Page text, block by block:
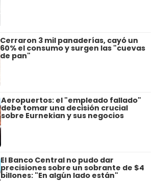
Cerraron 3 mil panaderías, cayó un
60% el consumo y surgen las "cuevas
de pan"
Aeropuertos: el "empleado fallado"
debe tomar una decisión crucial
sobre Eurnekian y sus negocios
El Banco Central no pudo dar
precisiones sobre un sobrante de $4
billones: "En algún lado están"